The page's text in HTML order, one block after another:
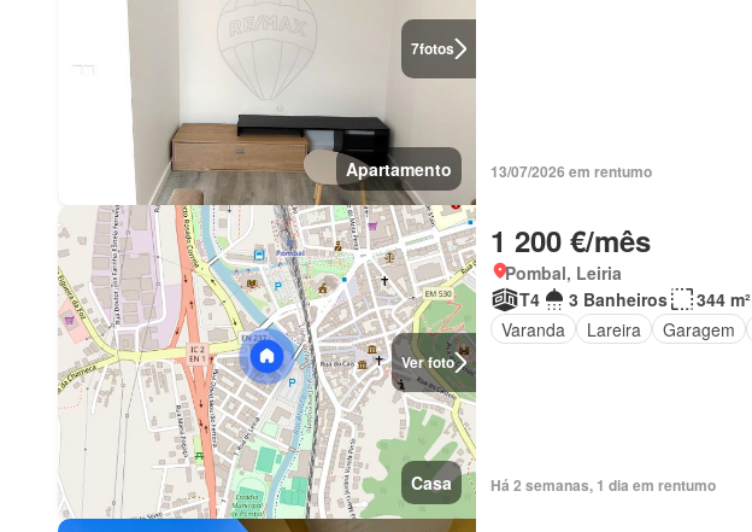
7fotos
Apartamento 13/07/2026 em rentumo
Ver foto
Casa
1 200 €/mês
Pombal, Leiria
T4
3 Banheiros
344 m²
Varanda
Lareira Garagem
Há 2 semanas, 1 dia em rentumo